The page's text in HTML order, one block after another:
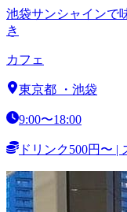
池袋サンシャインで
き
カフェ
東京都 ・ 池袋
9:00〜18:00
ドリンク500円〜 |